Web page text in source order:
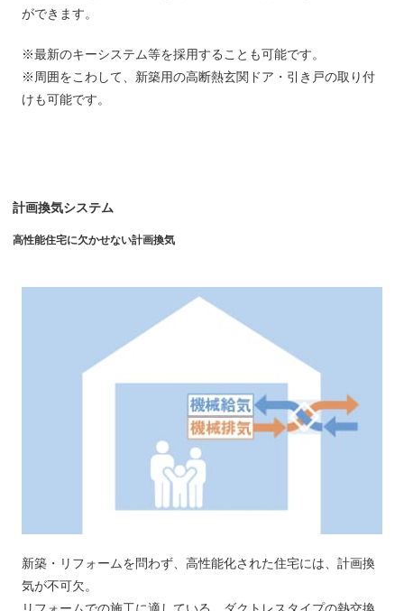
ができます。
※最新のキーシステム等を採用することも可能です。
※周囲をこわして、新築用の高断熱玄関ドア・引き戸の取り付
けも可能です。
計画換気システム
高性能住宅に欠かせない計画換気
新築・リフォームを問わず、高性能化された住宅には、計画換
気が不可欠。